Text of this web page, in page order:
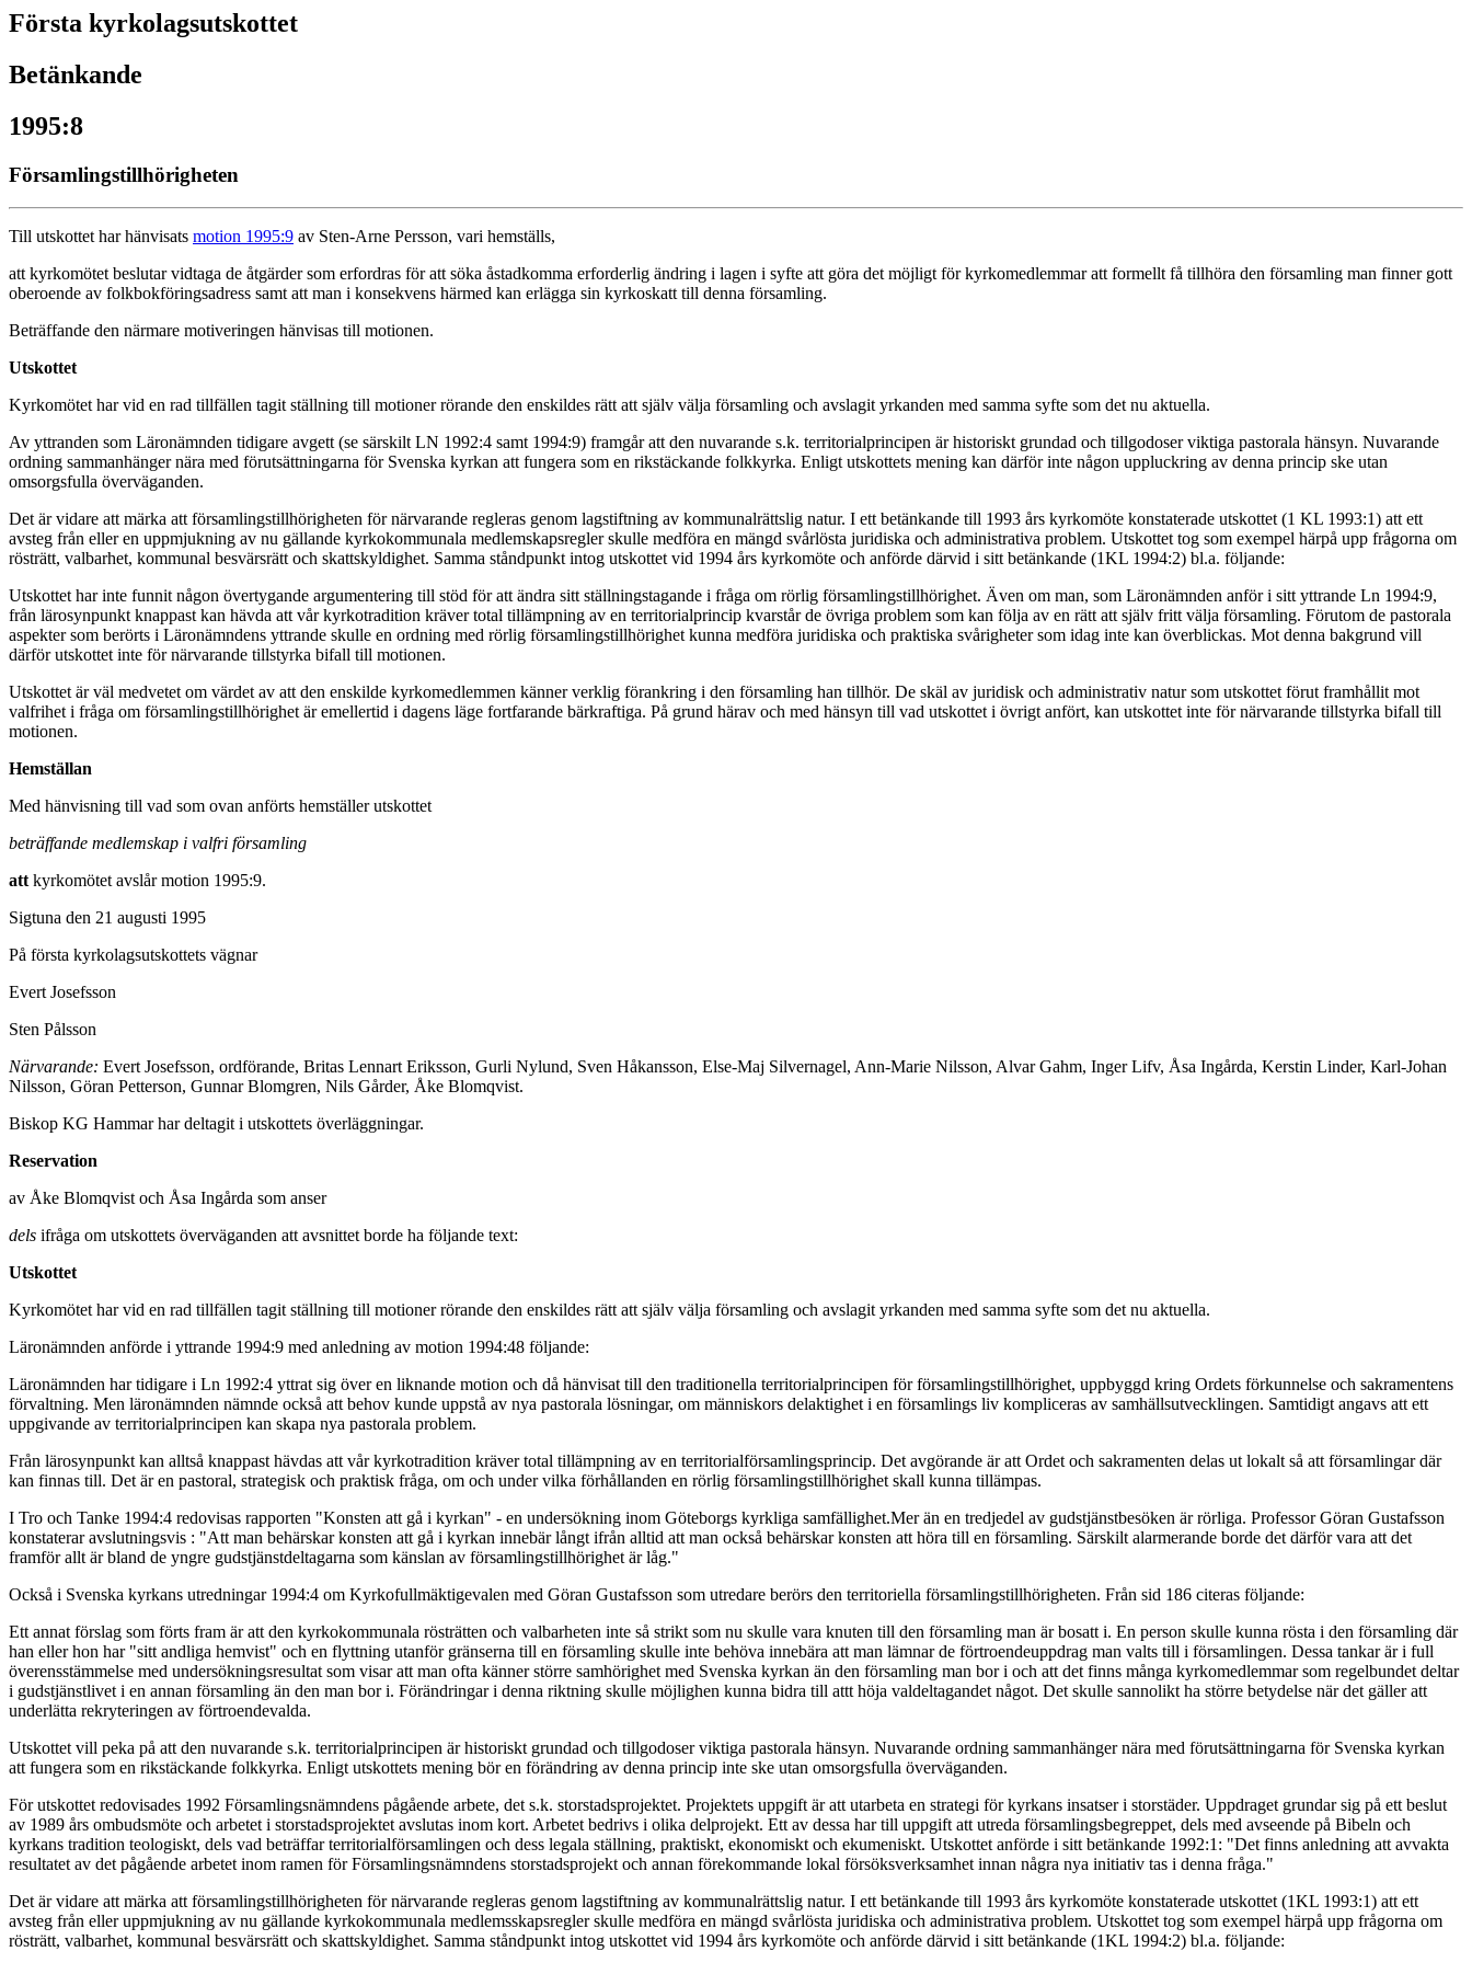
Första kyrkolagsutskottet
Betänkande
1995:8
Församlingstillhörigheten
Till utskottet har hänvisats motion 1995:9 av Sten-Arne Persson, vari hemställs,
att kyrkomötet beslutar vidtaga de åtgärder som erfordras för att söka åstadkomma erforderlig ändring i lagen i syfte att göra det möjligt för kyrkomedlemmar att formellt få tillhöra den församling man finner gott
oberoende av folkbokföringsadress samt att man i konsekvens härmed kan erlägga sin kyrkoskatt till denna församling.
Beträffande den närmare motiveringen hänvisas till motionen.
Utskottet
Kyrkomötet har vid en rad tillfällen tagit ställning till motioner rörande den enskildes rätt att själv välja församling och avslagit yrkanden med samma syfte som det nu aktuella.
Av yttranden som Läronämnden tidigare avgett (se särskilt LN 1992:4 samt 1994:9) framgår att den nuvarande s.k. territorialprincipen är historiskt grundad och tillgodoser viktiga pastorala hänsyn. Nuvarande
ordning sammanhänger nära med förutsättningarna för Svenska kyrkan att fungera som en rikstäckande folkkyrka. Enligt utskottets mening kan därför inte någon uppluckring av denna princip ske utan
omsorgsfulla överväganden.
Det är vidare att märka att församlingstillhörigheten för närvarande regleras genom lagstiftning av kommunalrättslig natur. I ett betänkande till 1993 års kyrkomöte konstaterade utskottet (1 KL 1993:1) att ett
avsteg från eller en uppmjukning av nu gällande kyrkokommunala medlemskapsregler skulle medföra en mängd svårlösta juridiska och administrativa problem. Utskottet tog som exempel härpå upp frågorna om
rösträtt, valbarhet, kommunal besvärsrätt och skattskyldighet. Samma ståndpunkt intog utskottet vid 1994 års kyrkomöte och anförde därvid i sitt betänkande (1KL 1994:2) bl.a. följande:
Utskottet har inte funnit någon övertygande argumentering till stöd för att ändra sitt ställningstagande i fråga om rörlig församlingstillhörighet. Även om man, som Läronämnden anför i sitt yttrande Ln 1994:9,
från lärosynpunkt knappast kan hävda att vår kyrkotradition kräver total tillämpning av en territorialprincip kvarstår de övriga problem som kan följa av en rätt att själv fritt välja församling. Förutom de pastorala
aspekter som berörts i Läronämndens yttrande skulle en ordning med rörlig församlingstillhörighet kunna medföra juridiska och praktiska svårigheter som idag inte kan överblickas. Mot denna bakgrund vill
därför utskottet inte för närvarande tillstyrka bifall till motionen.
Utskottet är väl medvetet om värdet av att den enskilde kyrkomedlemmen känner verklig förankring i den församling han tillhör. De skäl av juridisk och administrativ natur som utskottet förut framhållit mot
valfrihet i fråga om församlingstillhörighet är emellertid i dagens läge fortfarande bärkraftiga. På grund härav och med hänsyn till vad utskottet i övrigt anfört, kan utskottet inte för närvarande tillstyrka bifall till
motionen.
Hemställan
Med hänvisning till vad som ovan anförts hemställer utskottet
beträffande medlemskap i valfri församling
attkyrkomötet avslår motion 1995:9.
Sigtuna den 21 augusti 1995
På första kyrkolagsutskottets vägnar
Evert Josefsson
Sten Pålsson
Närvarande: Evert Josefsson, ordförande, Britas Lennart Eriksson, Gurli Nylund, Sven Håkansson, Else-Maj Silvernagel, Ann-Marie Nilsson, Alvar Gahm, Inger Lifv, Åsa Ingårda, Kerstin Linder, Karl-Johan
Nilsson, Göran Petterson, Gunnar Blomgren, Nils Gårder, Åke Blomqvist.
Biskop KG Hammar har deltagit i utskottets överläggningar.
Reservation
av Åke Blomqvist och Åsa Ingårda som anser
dels ifråga om utskottets överväganden att avsnittet borde ha följande text:
Utskottet
Kyrkomötet har vid en rad tillfällen tagit ställning till motioner rörande den enskildes rätt att själv välja församling och avslagit yrkanden med samma syfte som det nu aktuella.
Läronämnden anförde i yttrande 1994:9 med anledning av motion 1994:48 följande:
Läronämnden har tidigare i Ln 1992:4 yttrat sig över en liknande motion och då hänvisat till den traditionella territorialprincipen för församlingstillhörighet, uppbyggd kring Ordets förkunnelse och sakramentens
förvaltning. Men läronämnden nämnde också att behov kunde uppstå av nya pastorala lösningar, om människors delaktighet i en församlings liv kompliceras av samhällsutvecklingen. Samtidigt angavs att ett
uppgivande av territorialprincipen kan skapa nya pastorala problem.
Från lärosynpunkt kan alltså knappast hävdas att vår kyrkotradition kräver total tillämpning av en territorialförsamlingsprincip. Det avgörande är att Ordet och sakramenten delas ut lokalt så att församlingar där
kan finnas till. Det är en pastoral, strategisk och praktisk fråga, om och under vilka förhållanden en rörlig församlingstillhörighet skall kunna tillämpas.
I Tro och Tanke 1994:4 redovisas rapporten "Konsten att gå i kyrkan" - en undersökning inom Göteborgs kyrkliga samfällighet.Mer än en tredjedel av gudstjänstbesöken är rörliga. Professor Göran Gustafsson
konstaterar avslutningsvis : "Att man behärskar konsten att gå i kyrkan innebär långt ifrån alltid att man också behärskar konsten att höra till en församling. Särskilt alarmerande borde det därför vara att det
framför allt är bland de yngre gudstjänstdeltagarna som känslan av församlingstillhörighet är låg."
Också i Svenska kyrkans utredningar 1994:4 om Kyrkofullmäktigevalen med Göran Gustafsson som utredare berörs den territoriella församlingstillhörigheten. Från sid 186 citeras följande:
Ett annat förslag som förts fram är att den kyrkokommunala rösträtten och valbarheten inte så strikt som nu skulle vara knuten till den församling man är bosatt i. En person skulle kunna rösta i den församling där
han eller hon har "sitt andliga hemvist" och en flyttning utanför gränserna till en församling skulle inte behöva innebära att man lämnar de förtroendeuppdrag man valts till i församlingen. Dessa tankar är i full
överensstämmelse med undersökningsresultat som visar att man ofta känner större samhörighet med Svenska kyrkan än den församling man bor i och att det finns många kyrkomedlemmar som regelbundet deltar
i gudstjänstlivet i en annan församling än den man bor i. Förändringar i denna riktning skulle möjlighen kunna bidra till attt höja valdeltagandet något. Det skulle sannolikt ha större betydelse när det gäller att
underlätta rekryteringen av förtroendevalda.
Utskottet vill peka på att den nuvarande s.k. territorialprincipen är historiskt grundad och tillgodoser viktiga pastorala hänsyn. Nuvarande ordning sammanhänger nära med förutsättningarna för Svenska kyrkan
att fungera som en rikstäckande folkkyrka. Enligt utskottets mening bör en förändring av denna princip inte ske utan omsorgsfulla överväganden.
För utskottet redovisades 1992 Församlingsnämndens pågående arbete, det s.k. storstadsprojektet. Projektets uppgift är att utarbeta en strategi för kyrkans insatser i storstäder. Uppdraget grundar sig på ett beslut
av 1989 års ombudsmöte och arbetet i storstadsprojektet avslutas inom kort. Arbetet bedrivs i olika delprojekt. Ett av dessa har till uppgift att utreda församlingsbegreppet, dels med avseende på Bibeln och
kyrkans tradition teologiskt, dels vad beträffar territorialförsamlingen och dess legala ställning, praktiskt, ekonomiskt och ekumeniskt. Utskottet anförde i sitt betänkande 1992:1: "Det finns anledning att avvakta
resultatet av det pågående arbetet inom ramen för Församlingsnämndens storstadsprojekt och annan förekommande lokal försöksverksamhet innan några nya initiativ tas i denna fråga."
Det är vidare att märka att församlingstillhörigheten för närvarande regleras genom lagstiftning av kommunalrättslig natur. I ett betänkande till 1993 års kyrkomöte konstaterade utskottet (1KL 1993:1) att ett
avsteg från eller uppmjukning av nu gällande kyrkokommunala medlemsskapsregler skulle medföra en mängd svårlösta juridiska och administrativa problem. Utskottet tog som exempel härpå upp frågorna om
rösträtt, valbarhet, kommunal besvärsrätt och skattskyldighet. Samma ståndpunkt intog utskottet vid 1994 års kyrkomöte och anförde därvid i sitt betänkande (1KL 1994:2) bl.a. följande: